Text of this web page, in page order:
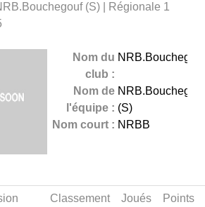
(S) | Régionale 1
Nom du
club :
NRB.Bouchegouf
Nom de
l'équipe :
NRB.Bouchegouf
(S)
Nom court : NRBB
Classement Joués Points